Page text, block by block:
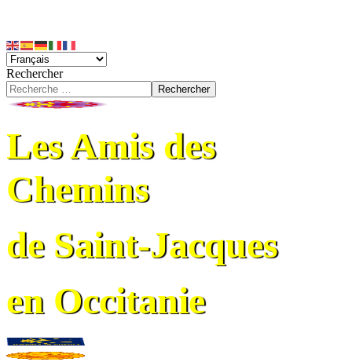
Rechercher
Rechercher
Les Amis des
Chemins
de Saint-Jacques
en Occitanie